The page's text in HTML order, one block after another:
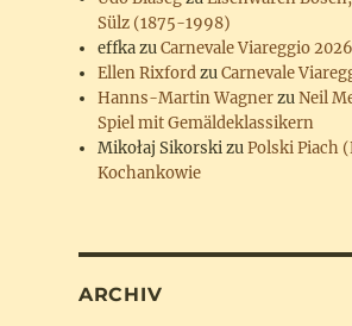
Sülz (1875-1998)
effkazuCarnevale Viareggio 2026
Ellen RixfordzuCarnevale
Hanns-Martin WagnerzuNeil
Spiel mit Gemäldeklassikern
Mikołaj SikorskizuPolski Piach
Kochankowie
ARCHIV